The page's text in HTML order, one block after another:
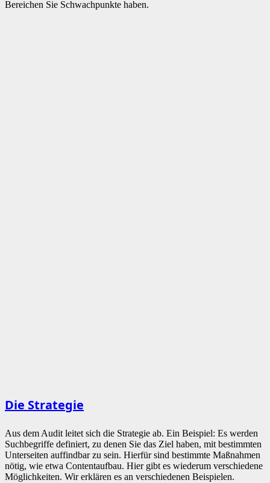
Bereichen Sie Schwachpunkte haben.
Die Strategie
Aus dem Audit leitet sich die Strategie ab. Ein Beispiel: Es werden
Suchbegriffe definiert, zu denen Sie das Ziel haben, mit bestimmten
Unterseiten auffindbar zu sein. Hierfür sind bestimmte Maßnahmen
nötig, wie etwa Contentaufbau. Hier gibt es wiederum verschiedene
Möglichkeiten. Wir erklären es an verschiedenen Beispielen.